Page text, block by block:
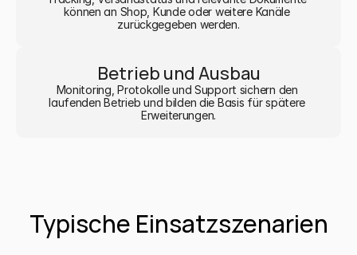
können an Shop, Kunde oder weitere Kanäle
zurückgegeben werden.
Betrieb und Ausbau
Monitoring, Protokolle und Support sichern den
laufenden Betrieb und bilden die Basis für spätere
Erweiterungen.
Typische Einsatzszenarien